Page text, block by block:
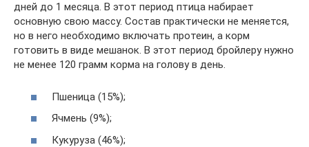
дней до 1 месяца. В этот период птица набирает
основную свою массу. Состав практически не меняется,
но в него необходимо включать протеин, а корм
готовить в виде мешанок. В этот период бройлеру нужно
не менее 120 грамм корма на голову в день.
Пшеница (15%);
Ячмень (9%);
Кукуруза (46%);